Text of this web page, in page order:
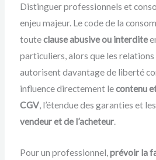
Distinguer professionnels et
enjeu majeur. Le code de la
touteclause abusive ou interdite
particuliers, alors que les
autorisent davantage de liberté
influence directement lecontenu
CGV, l’étendue des garanties et les
vendeur et de l’acheteur.
Pour un professionnel, prévoir la